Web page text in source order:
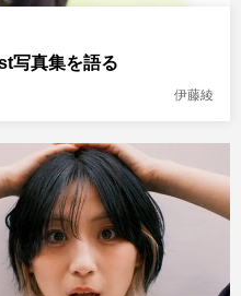
写真集を語る
伊藤綾